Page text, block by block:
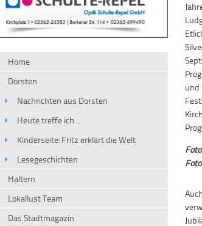
und
Home
Dorsten
Nachrichten aus Dorsten
Heute treffe ich …
Kinderseite: Fritz erklärt die Welt
Lesegeschichten
Haltern
Lokallust Team
Das Stadtmagazin